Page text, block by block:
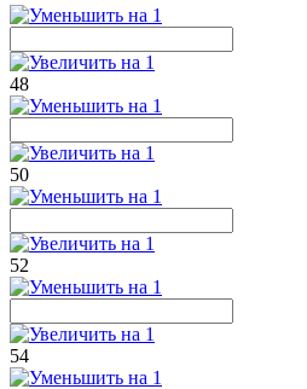
48
50
52
54